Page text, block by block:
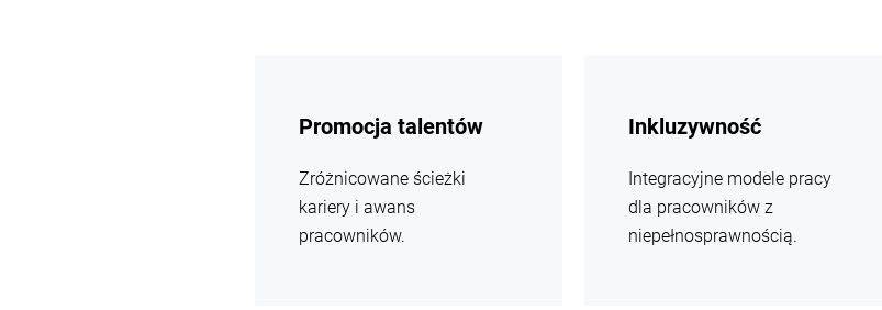
Promocja talentów
Zróżnicowane ścieżki
kariery i awans
pracowników.
Inkluzywność
Integracyjne modele pracy
dla pracowników z
niepełnosprawnością.